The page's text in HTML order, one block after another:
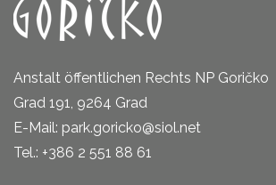
Anstalt öffentlichen Rechts NP Goričko
Grad 191, 9264 Grad
E-Mail: park.goricko@siol.net
Tel.: +386 2 551 88 61